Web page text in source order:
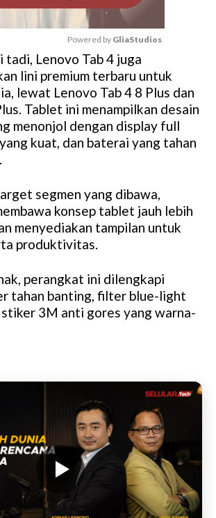
M
u
t
e
Powered by GliaStudios
tadi, Lenovo Tab 4 juga
lini premium terbaru untuk
lewat Lenovo Tab 4 8 Plus dan
Tablet ini menampilkan desain
menonjol dengan display full
kuat, dan baterai yang tahan
segmen yang dibawa,
konsep tablet jauh lebih
menyediakan tampilan untuk
produktivitas.
perangkat ini dilengkapi
tahan banting, filter blue-light
stiker 3M anti gores yang warna-